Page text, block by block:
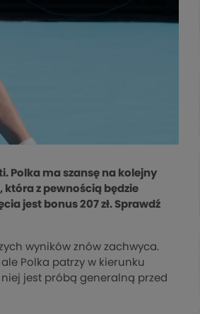
Polka ma szansę na kolejny
która z pewnością będzie
jest bonus 207 zł. Sprawdź
wyników znów zachwyca.
Polka patrzy w kierunku
jest próbą generalną przed